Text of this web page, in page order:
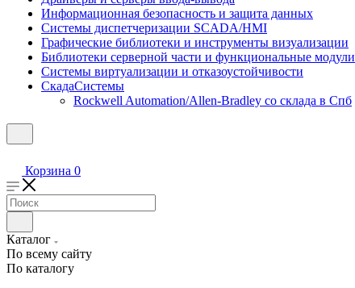
Информационная безопасность и защита данных
Системы диспетчеризации SCADA/HMI
Графические библиотеки и инструменты визуализации
Библиотеки серверной части и функциональные модули
Системы виртуализации и отказоустойчивости
СкадаСистемы
Rockwell Automation/Allen-Bradley со склада в Спб
Корзина 0
Каталог
По всему сайту
По каталогу